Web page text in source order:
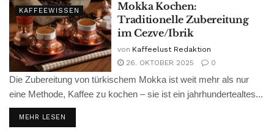
KAFFEEWISSEN
Mokka Kochen:
Traditionelle Zubereitung
im Cezve/Ibrik
von Kaffeelust Redaktion
26. OKTOBER 2025
0
Die Zubereitung von türkischem Mokka ist weit mehr als nur
eine Methode, Kaffee zu kochen – sie ist ein jahrhundertealtes...
MEHR LESEN